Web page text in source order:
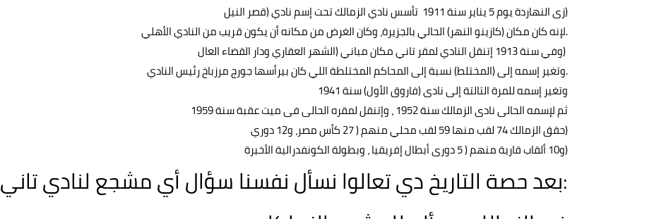
(زى النهاردة يوم 5 يناير سنة 1911 تأسس نادي الزمالك تحت إسم نادي (قصر النيل
.لإنه كان مكان (كازينو النهر) الحالي بالجزيرة، وكان الغرض من مكانه أن يكون قريب من النادي الأهلي
(وفي سنة 1913 إتنقل النادي لمقر تاني مكان مباني (الشهر العقاري ودار القضاء العال
.وتغير إسمه إلى (المختلط) نسبة إلى المحاكم المختلطة اللي كان بيرأسها جورج مرزباخ رئيس النادي
وتغير إسمه للمرة التالتة إلى نادى (فاروق الأول) سنة 1941
ثم لإسمه الحالى نادى الزمالك سنة 1952 ، وإتنقل لمقره الحالى فى ميت عقبة سنة 1959
(حقق الزمالك 74 لقب منها 59 لقب محلي منهم ( 27 كأس مصر، و12 دوري
(و10 ألقاب قارية منهم ( 5 دورى أبطال إفريقيا ، وبطولة الكونفدرالية الأخيرة
:بعد حصة التاريخ دي تعالوا نسأل نفسنا سؤال أي مشجع لنادي تاني